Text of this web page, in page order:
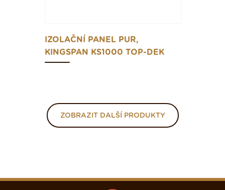
IZOLAČNÍ PANEL PUR,
KINGSPAN KS1000 TOP-DEK
ZOBRAZIT DALŠÍ PRODUKTY